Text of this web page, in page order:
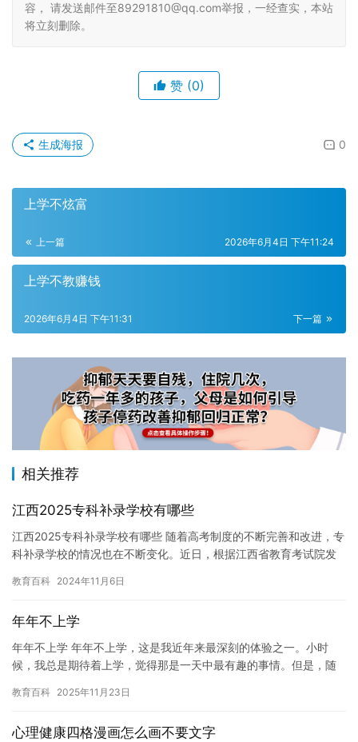
容， 请发送邮件至89291810@qq.com举报，一经查实，本站
将立刻删除。
赞 (0)
0
生成海报
上学不炫富
上一篇 2026年6月4日 下午11:24
上学不教赚钱
下一篇
2026年6月4日 下午11:31
相关推荐
江西2025专科补录学校有哪些
江西2025专科补录学校有哪些 随着高考制度的不断完善和改进，专
科补录学校的情况也在不断变化。近日，根据江西省教育考试院发
教育百科 2024年11月6日
年年不上学
年年不上学 年年不上学，这是我近年来最深刻的体验之一。小时
候，我总是期待着上学，觉得那是一天中最有趣的事情。但是，随
先，我…
教育百科 2025年11月23日
心理健康四格漫画怎么画不要文字